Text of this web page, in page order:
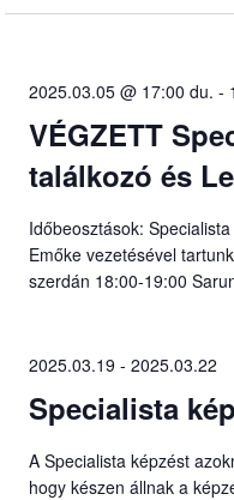
VÉGZETT
találkozó és
2025.03.05 @ 17:00 du. -
Időbeosztások:
Emőke vezetésével
szerdán 18:00-19:00
Specialista
2025.03.19 - 2025.03.22
A Specialista képzést
hogy készen állnak a